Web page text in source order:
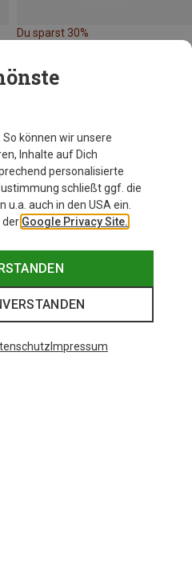
Du sparst 30%
auch
So können wir unsere
Inhalte auf Dich
personalisierte
schließt ggf. die
auch in den USA ein.
der Google Privacy Site.
Impressum